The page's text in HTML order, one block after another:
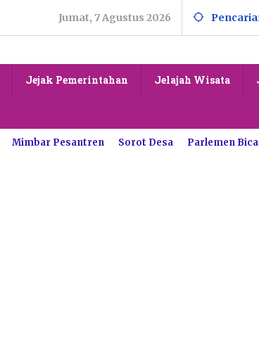
Jumat, 7 Agustus 2026
Jejak Pemerintahan Jelajah Wisata
Mimbar Pesantren Sorot Desa Parlemen